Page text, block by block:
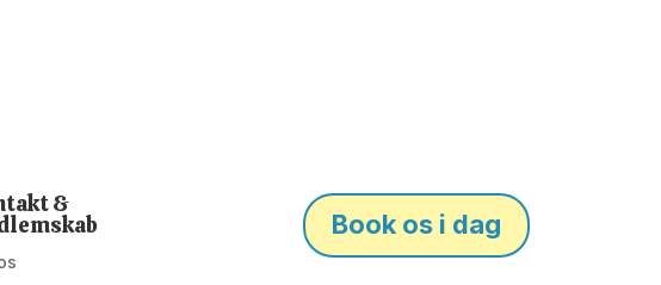
&
Book os i dag